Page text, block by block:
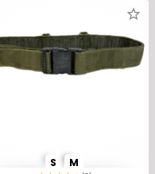
S M